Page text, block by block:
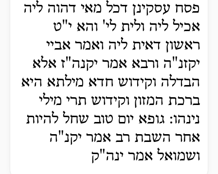
פסח עסקינן דכל מאי דהוה ליה
אכיל ליה ולית לי' והא י"ט
ראשון דאית ליה ואמר אביי
יקזנ"ה ורבא אמר יקנה"ז אלא
הבדלה וקידוש חדא מילתא היא
ברכת המזון וקידוש תרי מילי
נינהו: גופא יום טוב שחל להיות
אחר השבת רב אמר יקנ"ה
ושמואל אמר ינה"ק